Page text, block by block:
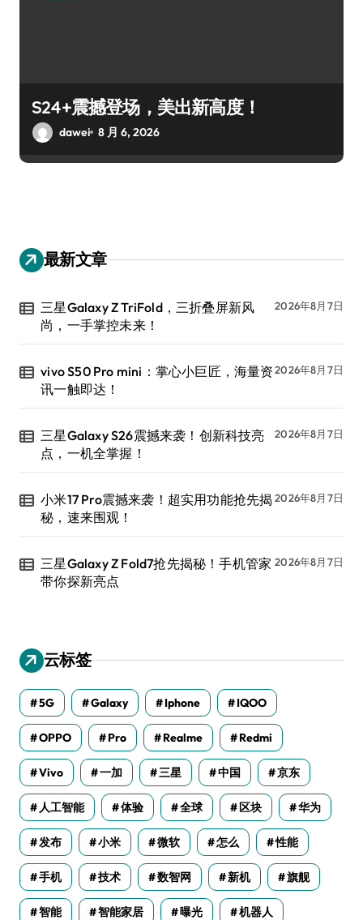
S24+震撼登场，美出新高度！
dawei 8 月 6, 2026
最新文章
三星Galaxy Z TriFold，三折叠屏新风
尚，一手掌控未来！
2026年8月7日
vivo S50 Pro mini：掌心小巨匠，海量资
讯一触即达！
2026年8月7日
三星Galaxy S26震撼来袭！创新科技亮
点，一机全掌握！
2026年8月7日
小米17 Pro震撼来袭！超实用功能抢先揭
秘，速来围观！
2026年8月7日
三星Galaxy Z Fold7抢先揭秘！手机管家
带你探新亮点
2026年8月7日
云标签
5G Galaxy Iphone IQOO
OPPO Pro Realme Redmi
Vivo 一加 三星 中国 京东
人工智能 体验 全球 区块 华为
发布 小米 微软 怎么 性能
手机 技术 数智网 新机 旗舰
智能 智能家居 曝光 机器人